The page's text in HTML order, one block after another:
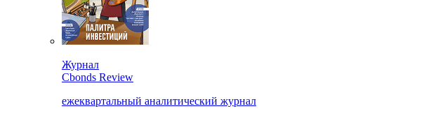
Журнал
Cbonds Review
ежеквартальный аналитический журнал